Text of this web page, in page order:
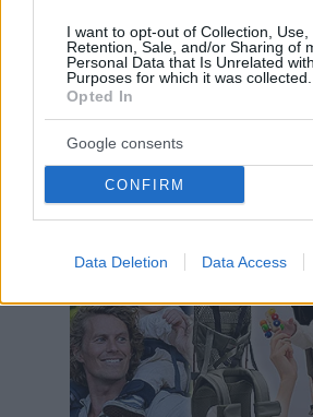
I want to opt-out of Collection, Use,
Retention, Sale, and/or Sharing of
Personal Data that Is Unrelated
Purposes for which it was collected.
Opted In
Google consents
CONFIRM
Data Deletion Data Access